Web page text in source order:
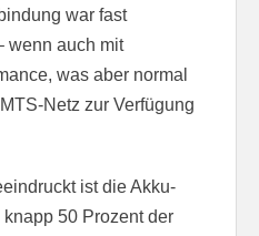
war fast
wenn auch mit
was aber normal
Netz zur Verfügung
ist die Akku-
50 Prozent der